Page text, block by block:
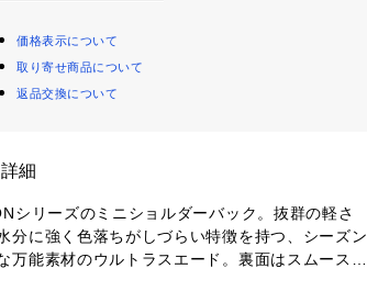
価格表示について
取り寄せ商品について
返品交換について
細
シリーズのミニショルダーバック。抜群の軽さ
分に強く色落ちがしづらい特徴を持つ、シーズン
万能素材のウルトラスエード。裏面はスムースタ